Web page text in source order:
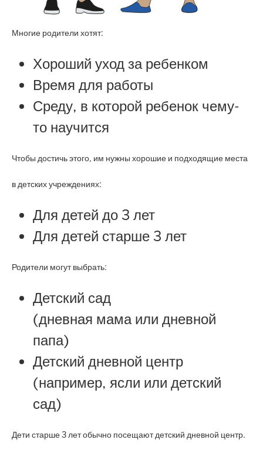
Многие родители хотят:
Хороший уход за ребенком
Время для работы
Среду, в которой ребенок чему-
то научится
Чтобы достичь этого, им нужны хорошие и подходящие места
в детских учреждениях:
Для детей до 3 лет
Для детей старше 3 лет
Родители могут выбрать:
Детский сад
(дневная мама или дневной
папа)
Детский дневной центр
(например, ясли или детский
сад)
Дети старше 3 лет обычно посещают детский дневной центр.